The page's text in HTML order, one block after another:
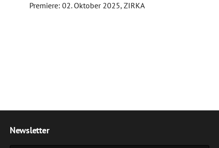
Premiere: 02. Oktober 2025, ZIRKA
Newsletter